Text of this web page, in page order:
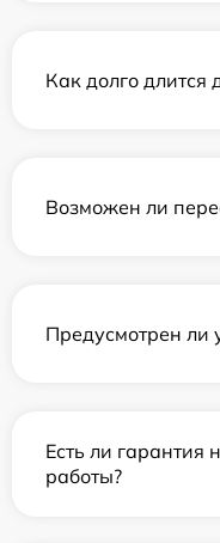
Как долго длится
Возможен ли
Предусмотрен ли
Есть ли гарантия
работы?